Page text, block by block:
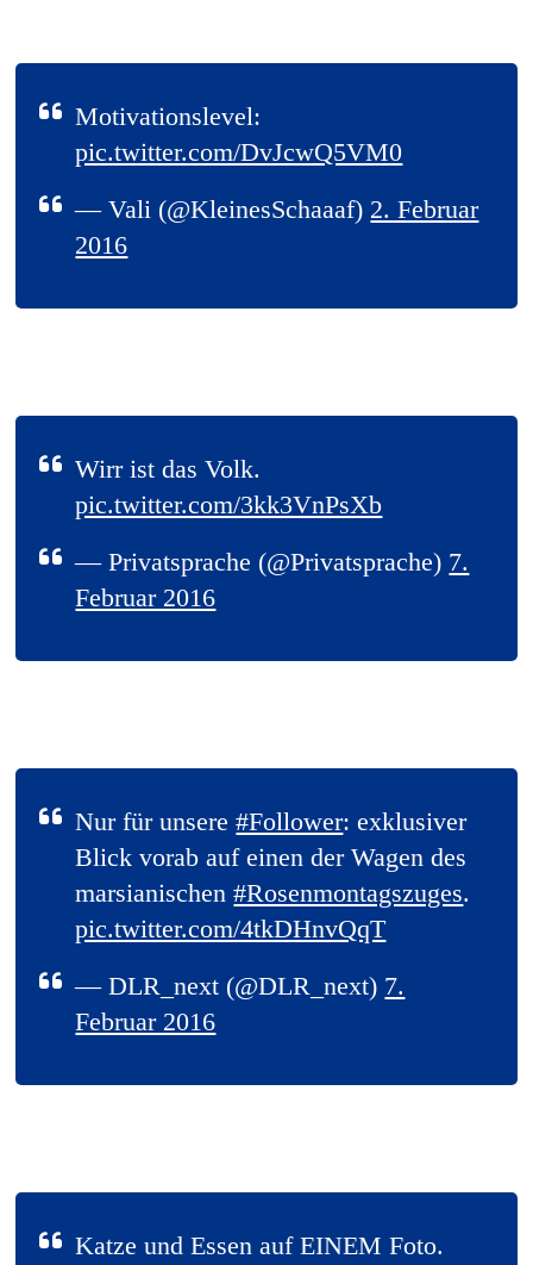
Motivationslevel:
pic.twitter.com/DvJcwQ5VM0
— Vali (@KleinesSchaaaf) 2. Februar
2016
Wirr ist das Volk.
pic.twitter.com/3kk3VnPsXb
— Privatsprache (@Privatsprache) 7.
Februar 2016
Nur für unsere#Follower: exklusiver
Blick vorab auf einen der Wagen des
marsianischen#Rosenmontagszuges.
pic.twitter.com/4tkDHnvQqT
— DLR_next (@DLR_next) 7.
Februar 2016
Katze und Essen auf EINEM Foto.